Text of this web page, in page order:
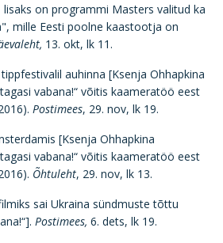
lisaks on programmi Masters valitud ka
mille Eesti poolne kaastootja on
13. okt, lk 11.
auhinna [Ksenja Ohhapkina
vabana!“ võitis kaameratöö eest
Postimees, 29. nov, lk 19.
[Ksenja Ohhapkina
vabana!“ võitis kaameratöö eest
Õhtuleht, 29. nov, lk 13.
sai Ukraina sündmuste tõttu
Postimees, 6. dets, lk 19.